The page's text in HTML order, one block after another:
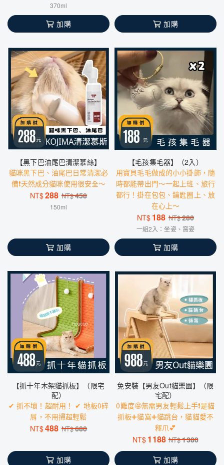
370ml
加購 加購
【黑下巴油尾巴清潔慕絲】
貓咪黑下巴、油尾巴日常清潔必
備❗️天然成分貓咪使用很安全～
NT$288 NT$458
150ml
加購
【毛孩集毛器】（2入）
用寶貝毛毛做成的小小掛飾，隨
時都能帶出門～一起上班、旅行
都行！掛在包包、鑰匙圈上、放
在心上～
NT$ 188 NT$280
一組2入：坐姿、窩姿
加購
【抓十年木架貓抓板】（限宅
配）
✔ 抓不壞！超耐用！ ✔ 地板0碎
屑，不用掃超輕鬆
NT$488 NT$680
加購
免安裝【男友Out貓樂園】（限
宅配）
0難度🤩無需男友輕鬆上手❗️是貓
抓板➕貓窩➕貓跳台，貓貓愛不
釋爪💕
NT$ 1188 NT$1380
加購